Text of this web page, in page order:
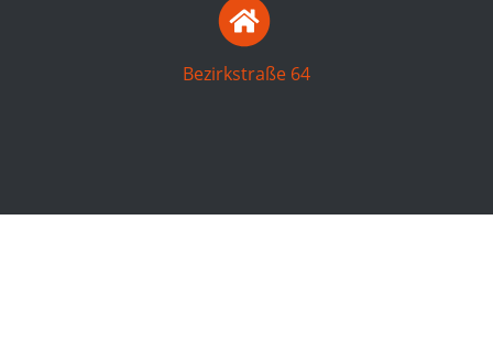
Bezirkstraße 64